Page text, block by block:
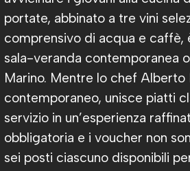
portate, abbinato a tre vini
comprensivo di acqua e caffè,
sala-veranda contemporanea
Marino. Mentre lo chef Alberto
contemporaneo, unisce piatti
servizio in un’esperienza
obbligatoria e i voucher non
sei posti ciascuno disponibili